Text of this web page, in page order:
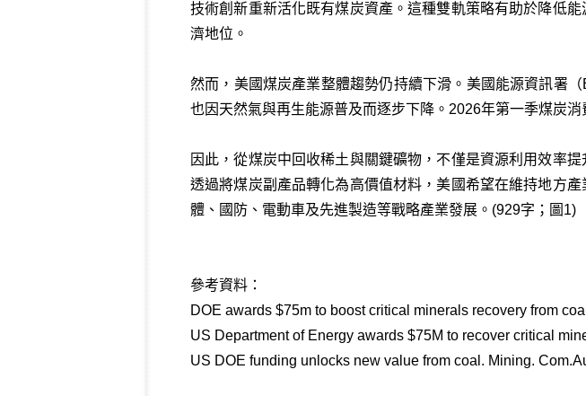
技術創新重新活化既有煤炭資產。這種雙軌策略有助於降低
濟地位。
然而，美國煤炭產業整體趨勢仍持續下滑。美國能源資訊署
也因天然氣與再生能源普及而逐步下降。2026年第一季煤炭
因此，從煤炭中回收稀土與關鍵礦物，不僅是資源利用效率
透過將煤炭副產品轉化為高價值材料，美國希望在維持地方
體、國防、電動車及先進製造等戰略產業發展。(929字；圖1)
參考資料：
DOE awards $75m to boost critical minerals recovery from
US Department of Energy awards $75M to recover critical
US DOE funding unlocks new value from coal. Mining.